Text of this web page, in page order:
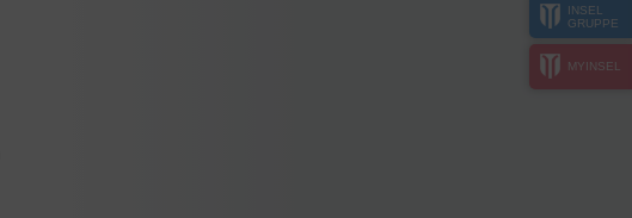
INSEL
GRUPPE
MYINSEL